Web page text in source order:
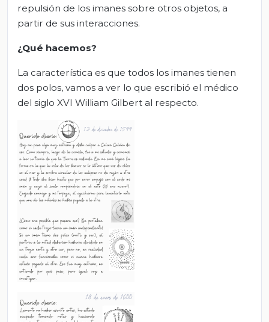
repulsión de los imanes sobre otros objetos, a
partir de sus interacciones.
¿Qué hacemos?
La característica es que todos los imanes tienen
dos polos, vamos a ver lo que escribió el médico
del siglo XVI William Gilbert al respecto.